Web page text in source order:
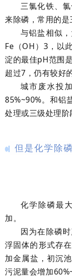
三氯化铁、
来除磷，常用的是
与铝盐相似
Fe（OH）3，以
淀的最佳pH范围
超过7，仍有较好
城市废水投
85%~90%。和铝
处理或三级处理阶
但是化学除
化学除磷最
加。
因为在除磷
浮固体的形式存
加金属盐，初沉
污泥量会增加